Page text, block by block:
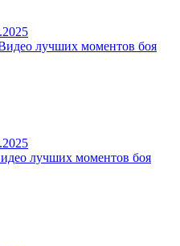
лучших моментов боя
лучших моментов боя